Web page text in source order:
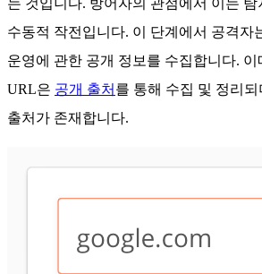
는 것입니다. 방어자의 관점에서 이는
수동적 작전입니다. 이 단계에서 공격자
운영에 관한 공개 정보를 수집합니다.
URL은 공개 출처 를 통해 수집 및 정리되
출처가 존재합니다.